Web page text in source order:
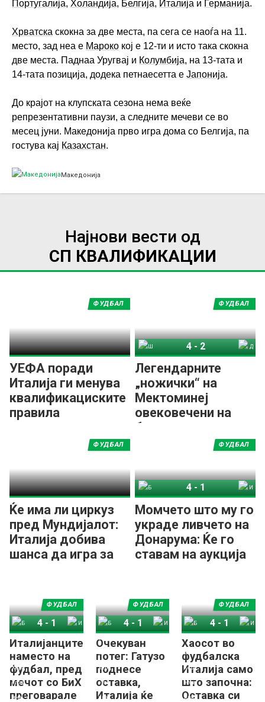
Португалија, Холандија, Белгија, Италија и Германија.
Хрватска скокна за две места, па сега се наоѓа на 11.
место, зад неа е Мароко кој е 12-ти и исто така скокна
две места. Паднаа Уругвај и Колумбија, на 13-тата и
14-тата позиција, додека петнаесетта е Јапонија.
До крајот на клупската сезона нема веќе
репрезентативни паузи, а следните мечеви се во
месец јуни. Македонија прво игра дома со Белгија, па
гостува кај Казахстан.
Македонија
Најнови вести од
СП КВАЛИФИКАЦИИ
УЕФА поради
Италија ги менува
квалификациските
правила
ФУДБАЛ
Легендарните
„ножички“ на
Мектоминеј
овековечени на
банкнота од
дваесет фунти!
ФУДБАЛ
4 - 2
Ќе има ли циркуз
пред Мундијалот:
Италија добива
шанса да игра за
ФУДБАЛ
Момчето што му го
украде ливчето на
Донарума: Ќе го
ставам на аукција
ФУДБАЛ
4-1
Италијанците
наместо на
фудбал, пред
мечот со БиХ
преговарале
ФУДБАЛ
Босна и Херцеговина
4 - 1
Италија
Очекуван
потег: Гатузо
поднесе
оставка,
Италија ќе
ФУДБАЛ
Босна и Херцеговина
4- 1
Хаосот во
фудбалска
Италија само
што започна:
Оставка си
ФУДБАЛ
Босна и Херцеговина
4- 1